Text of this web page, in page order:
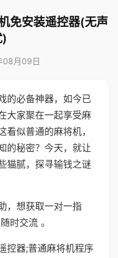
免安装遥控器(无声
08月09日
的必备神器，如今已
大家聚在一起享受麻
似普通的麻将机，
的秘密？今天，就让
猫腻，探寻输钱之谜
，想获取一对一指
时交流 。
控器;普通麻将机程序